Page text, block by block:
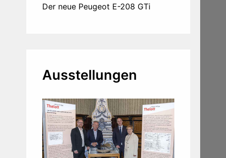
Der neue Peugeot E-208 GTi
Ausstellungen